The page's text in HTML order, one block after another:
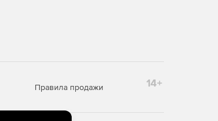
Правила продажи 14+